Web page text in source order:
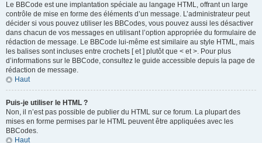
Le BBCode est une implantation spéciale au langage HTML, offrant un large
contrôle de mise en forme des éléments d’un message. L’administrateur peut
décider si vous pouvez utiliser les BBCodes, vous pouvez aussi les désactiver
dans chacun de vos messages en utilisant l’option appropriée du formulaire de
rédaction de message. Le BBCode lui-même est similaire au style HTML, mais
les balises sont incluses entre crochets [ et ] plutôt que < et >. Pour plus
d’informations sur le BBCode, consultez le guide accessible depuis la page de
rédaction de message.
Haut
Puis-je utiliser le HTML ?
Non, il n’est pas possible de publier du HTML sur ce forum. La plupart des
mises en forme permises par le HTML peuvent être appliquées avec les
BBCodes.
Haut